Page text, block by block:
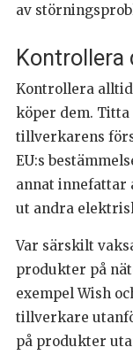
av
Kontrollera
Kontrollera
köper dem. Titta
tillverkarens
EU:s
annat innefattar
ut andra
Var särskilt
produkter på
exempel Wish
tillverkare
på produkter